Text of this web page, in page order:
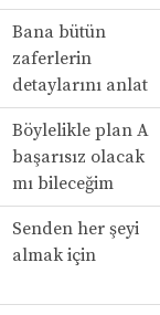
Bana bütün
zaferlerin
detaylarını anlat
Böylelikle plan A
başarısız olacak
mı bileceğim
Senden her şeyi
almak için